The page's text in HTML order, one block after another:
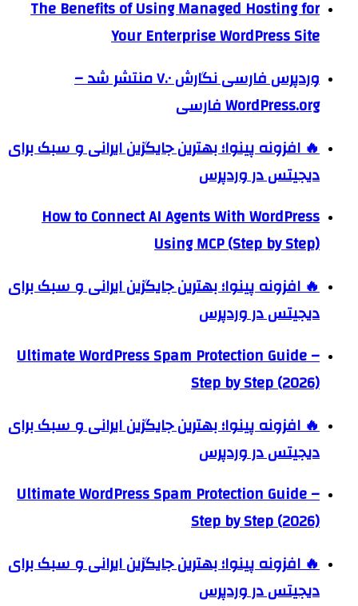
The Benefits of Using Managed Hosting for
Your Enterprise WordPress Site
وردپرس فارسی نگارش ۷.۰ منتشر شد –
WordPress.org فارسی
🔥 افزونه پینوا؛ بهترین جایگزین ایرانی و سبک برای
دیجیتس در وردپرس
How to Connect AI Agents With WordPress
Using MCP (Step by Step)
🔥 افزونه پینوا؛ بهترین جایگزین ایرانی و سبک برای
دیجیتس در وردپرس
Ultimate WordPress Spam Protection Guide –
Step by Step (2026)
🔥 افزونه پینوا؛ بهترین جایگزین ایرانی و سبک برای
دیجیتس در وردپرس
Ultimate WordPress Spam Protection Guide –
Step by Step (2026)
🔥 افزونه پینوا؛ بهترین جایگزین ایرانی و سبک برای
دیجیتس در وردپرس